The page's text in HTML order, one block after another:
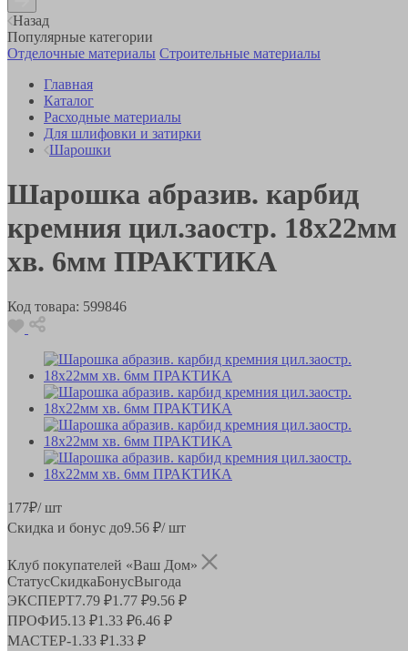
Назад
Популярные категории
Отделочные материалы Строительные материалы
Главная
Каталог
Расходные материалы
Для шлифовки и затирки
Шарошки
Шарошка абразив. карбид
кремния цил.заостр. 18х22мм
хв. 6мм ПРАКТИКА
Код товара: 599846
177₽/ шт
Скидка и бонус до9.56 ₽/ шт
Клуб покупателей «Ваш Дом»
СтатусСкидкаБонусВыгода
ЭКСПЕРТ7.79 ₽1.77 ₽9.56 ₽
ПРОФИ5.13 ₽1.33 ₽6.46 ₽
МАСТЕР-1.33 ₽1.33 ₽